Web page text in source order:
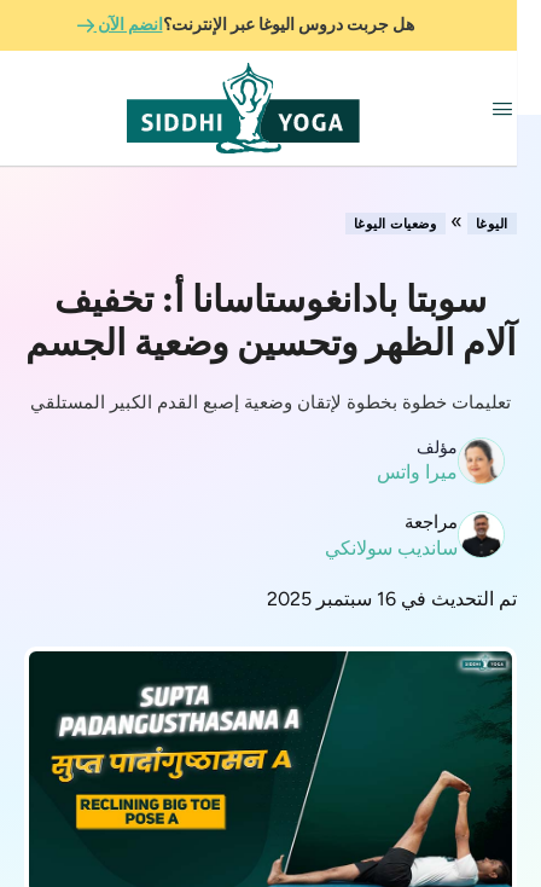
هل جربت دروس اليوغا عبر الإنترنت؟انضم الآن
اليوغا » وضعيات اليوغا
سوبتا بادانغوستاسانا أ: تخفيف
آلام الظهر وتحسين وضعية الجسم
تعليمات خطوة بخطوة لإتقان وضعية إصبع القدم الكبير المستلقي
مؤلف
ميرا واتس
مراجعة
سانديب سولانكي
تم التحديث في 16 سبتمبر 2025